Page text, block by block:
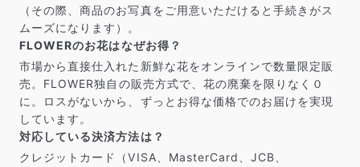
（その際、商品のお写真をご用意いただけると手続きがス
ムーズになります）。
FLOWERのお花はなぜお得？
市場から直接仕入れた新鮮な花をオンラインで数量限定販
売。FLOWER独自の販売方式で、花の廃棄を限りなく０
に。ロスがないから、ずっとお得な価格でのお届けを実現
しています。
対応している決済方法は？
クレジットカード（VISA、MasterCard、JCB、